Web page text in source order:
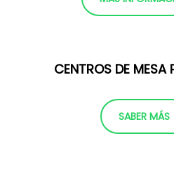
CENTROS DE MESA
SABER MÁS